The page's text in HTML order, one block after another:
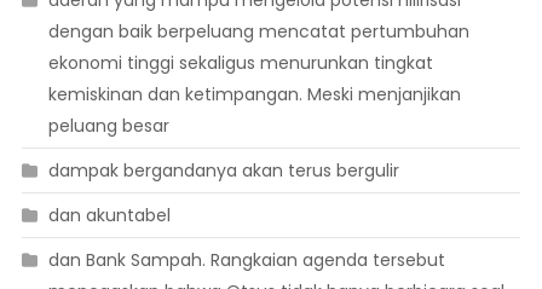
dengan baik berpeluang mencatat pertumbuhan
ekonomi tinggi sekaligus menurunkan tingkat
kemiskinan dan ketimpangan. Meski menjanjikan
peluang besar
dampak bergandanya akan terus bergulir
dan akuntabel
dan Bank Sampah. Rangkaian agenda tersebut